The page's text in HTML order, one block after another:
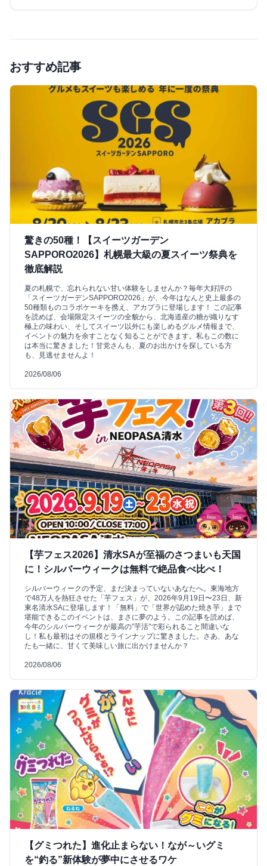
おすすめ記事
驚きの50種！【スイーツガーデン
SAPPORO2026】札幌最大級の夏スイーツ祭典を
徹底解説
夏の札幌で、忘れられない甘い体験をしませんか？毎年大好評の
「スイーツガーデンSAPPORO2026」が、今年はなんと史上最多の
50種類ものコラボケーキを携え、アカプラに登場します！ この記事
を読めば、会場限定スイーツの全貌から、北海道産の糖が織りなす
極上の味わい、そしてスイーツ以外にも楽しめるグルメ情報まで、
イベントの魅力を余すことなく知ることができます。私もこの数に
は本当に驚きました！甘党さんも、夏のお出かけを探している方
も、見逃せませんよ！
2026/08/06
【芋フェス2026】清水SAが至福のさつまいも天国
に！シルバーウィークは無料で絶品食べ比べ！
シルバーウィークの予定、まだ決まっていないあなたへ。東海地方
で48万人を熱狂させた「芋フェス」が、2026年9月19日〜23日、新
東名清水SAに登場します！「無料」で「世界が認めた焼き芋」まで
堪能できるこのイベントは、まさに夢のよう。この記事を読めば、
今年のシルバーウィークが最高の”芋活”で彩られること間違いな
し！私も最初はその規模とラインナップに驚きました。さあ、あな
たも一緒に、甘くて美味しい旅に出かけませんか？
2026/08/06
【グミつれた】進化止まらない！なが～いグミ
を“釣る”新体験が夢中にさせるワケ